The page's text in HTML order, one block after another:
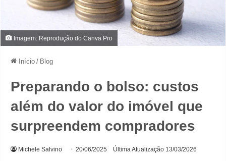
Imagem: Reprodução do Canva Pro
Início / Blog
Preparando o bolso: custos
além do valor do imóvel que
surpreendem compradores
Michele Salvino 20/06/2025 Última Atualização 13/03/2026